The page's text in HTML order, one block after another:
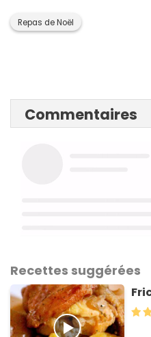
Repas de Noël
Commentaires
Recettes suggérées